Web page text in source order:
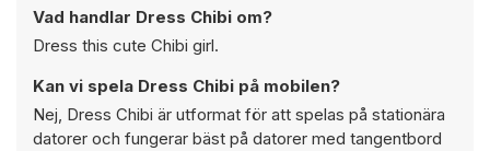
Vad handlar Dress Chibi om?
Dress this cute Chibi girl.
Kan vi spela Dress Chibi på mobilen?
Nej, Dress Chibi är utformat för att spelas på stationära
datorer och fungerar bäst på datorer med tangentbord